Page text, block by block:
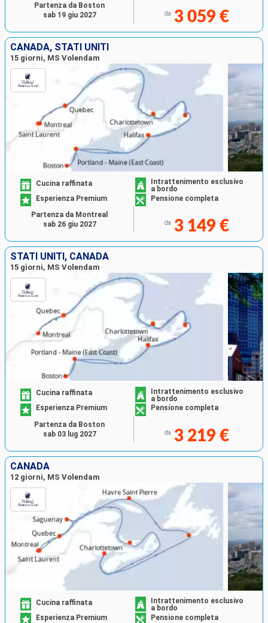
da 3 059 €
Partenza da Boston
sab 19 giu 2027
CANADA, STATI UNITI
15 giorni, MS Volendam
Cucina raffinata
Intrattenimento esclusivo
a bordo
Esperienza Premium
Pensione completa
da 3 149 €
Partenza da Montreal
sab 26 giu 2027
STATI UNITI, CANADA
15 giorni, MS Volendam
Cucina raffinata
Intrattenimento esclusivo
a bordo
Esperienza Premium
Pensione completa
da 3 219 €
Partenza da Boston
sab 03 lug 2027
CANADA
12 giorni, MS Volendam
Cucina raffinata
Intrattenimento esclusivo
a bordo
Esperienza Premium
Pensione completa